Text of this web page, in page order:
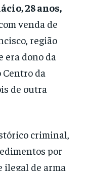
28 anos,
venda de
região
era dono da
da
de outra
criminal,
por
ilegal de arma